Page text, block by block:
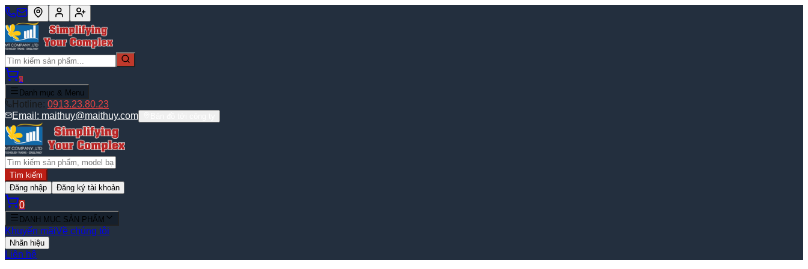
0
Danh mục & Menu
Hotline: 0913.23.80.23
Email: maithuy@maithuy.com
Tìm kiếm
Đăng nhập
Đăng ký tài khoản
0
DANH MỤC SẢN PHẨM
Khuyến mãiVề chúng tôi
Nhãn hiệu
Liên hệ